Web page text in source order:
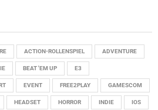
ACTION-ROLLENSPIEL ADVENTURE
BEAT 'EM UP E3
EVENT FREE2PLAY GAMESCOM
HEADSET HORROR INDIE IOS